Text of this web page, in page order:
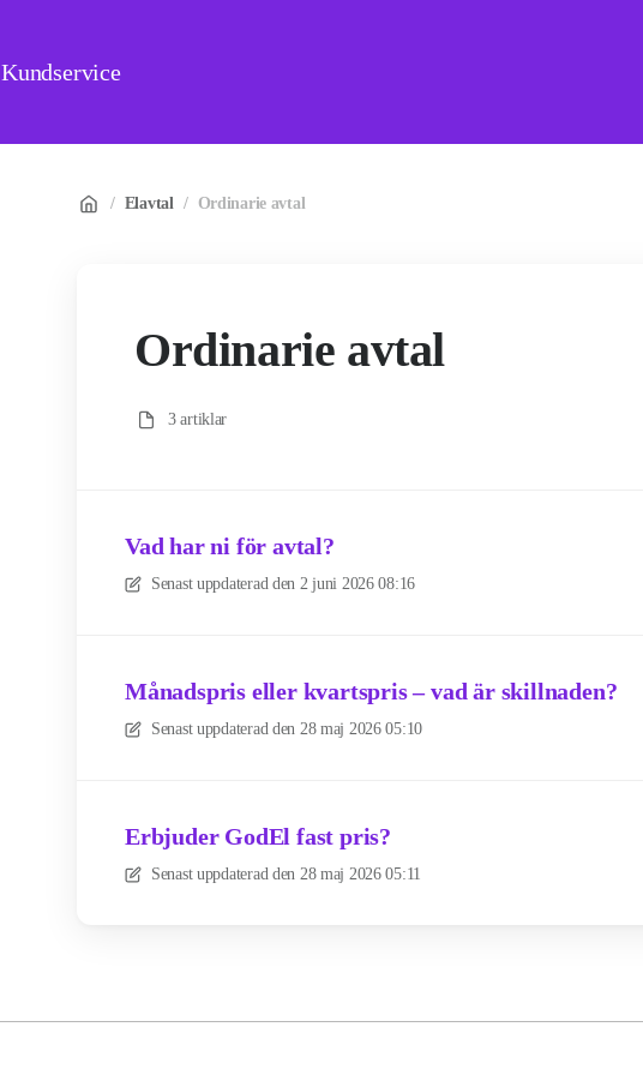
Kundservice
/ Elavtal / Ordinarie avtal
Ordinarie avtal
3 artiklar
Vad har ni för avtal?
Senast uppdaterad den 2 juni 2026 08:16
Månadspris eller kvartspris – vad är skillnaden?
Senast uppdaterad den 28 maj 2026 05:10
Erbjuder GodEl fast pris?
Senast uppdaterad den 28 maj 2026 05:11